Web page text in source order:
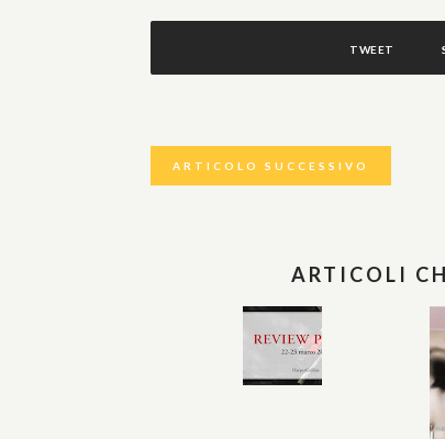
TWEET
ARTICOLO SUCCESSIVO
ARTICOLI